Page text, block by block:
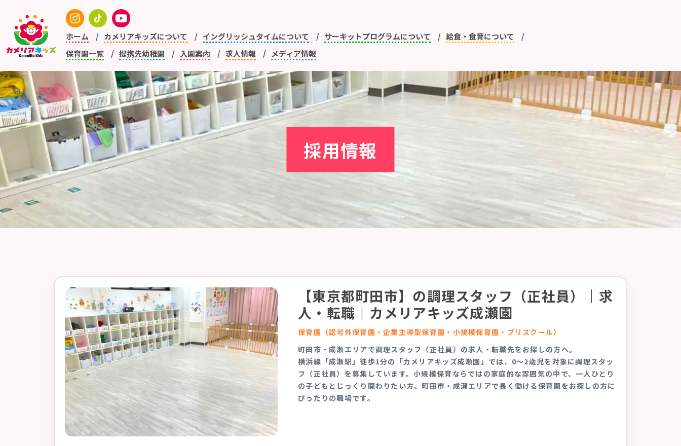
ホーム カメリアキッズについて イングリッシュタイムについて サーキットプログラムについて
給食・食育について
保育園一覧
提携先幼稚園 入園案内 求人情報 メディア情報
採用情報
【東京都町田市】の調理スタッフ（正社員）｜求
人・転職｜カメリアキッズ成瀬園
保育園（認可外保育園・企業主導型保育園・小規模保育園・プリスクール）
町田市・成瀬エリアで調理スタッフ（正社員）の求人・転職先をお探しの方へ。
横浜線「成瀬駅」徒歩1分の「カメリアキッズ成瀬園」では、0〜2歳児を対象に調理スタッ
フ（正社員）を募集しています。小規模保育ならではの家庭的な雰囲気の中で、一人ひとり
の子どもとじっくり関わりたい方、町田市・成瀬エリアで長く働ける保育園をお探しの方に
ぴったりの職場です。